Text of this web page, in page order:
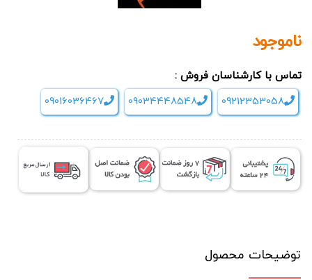
ناموجود
تماس با کارشناسان فروش :
09212353058
09034448548
09016036467
توضیحات محصول